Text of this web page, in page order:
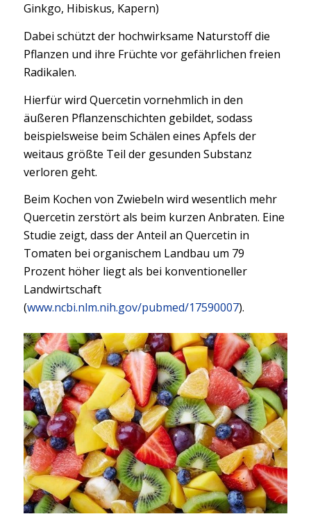
Ginkgo, Hibiskus, Kapern)
Dabei schützt der hochwirksame Naturstoff die
Pflanzen und ihre Früchte vor gefährlichen freien
Radikalen.
Hierfür wird Quercetin vornehmlich in den
äußeren Pflanzenschichten gebildet, sodass
beispielsweise beim Schälen eines Apfels der
weitaus größte Teil der gesunden Substanz
verloren geht.
Beim Kochen von Zwiebeln wird wesentlich mehr
Quercetin zerstört als beim kurzen Anbraten. Eine
Studie zeigt, dass der Anteil an Quercetin in
Tomaten bei organischem Landbau um 79
Prozent höher liegt als bei konventioneller
Landwirtschaft
(www.ncbi.nlm.nih.gov/pubmed/17590007).